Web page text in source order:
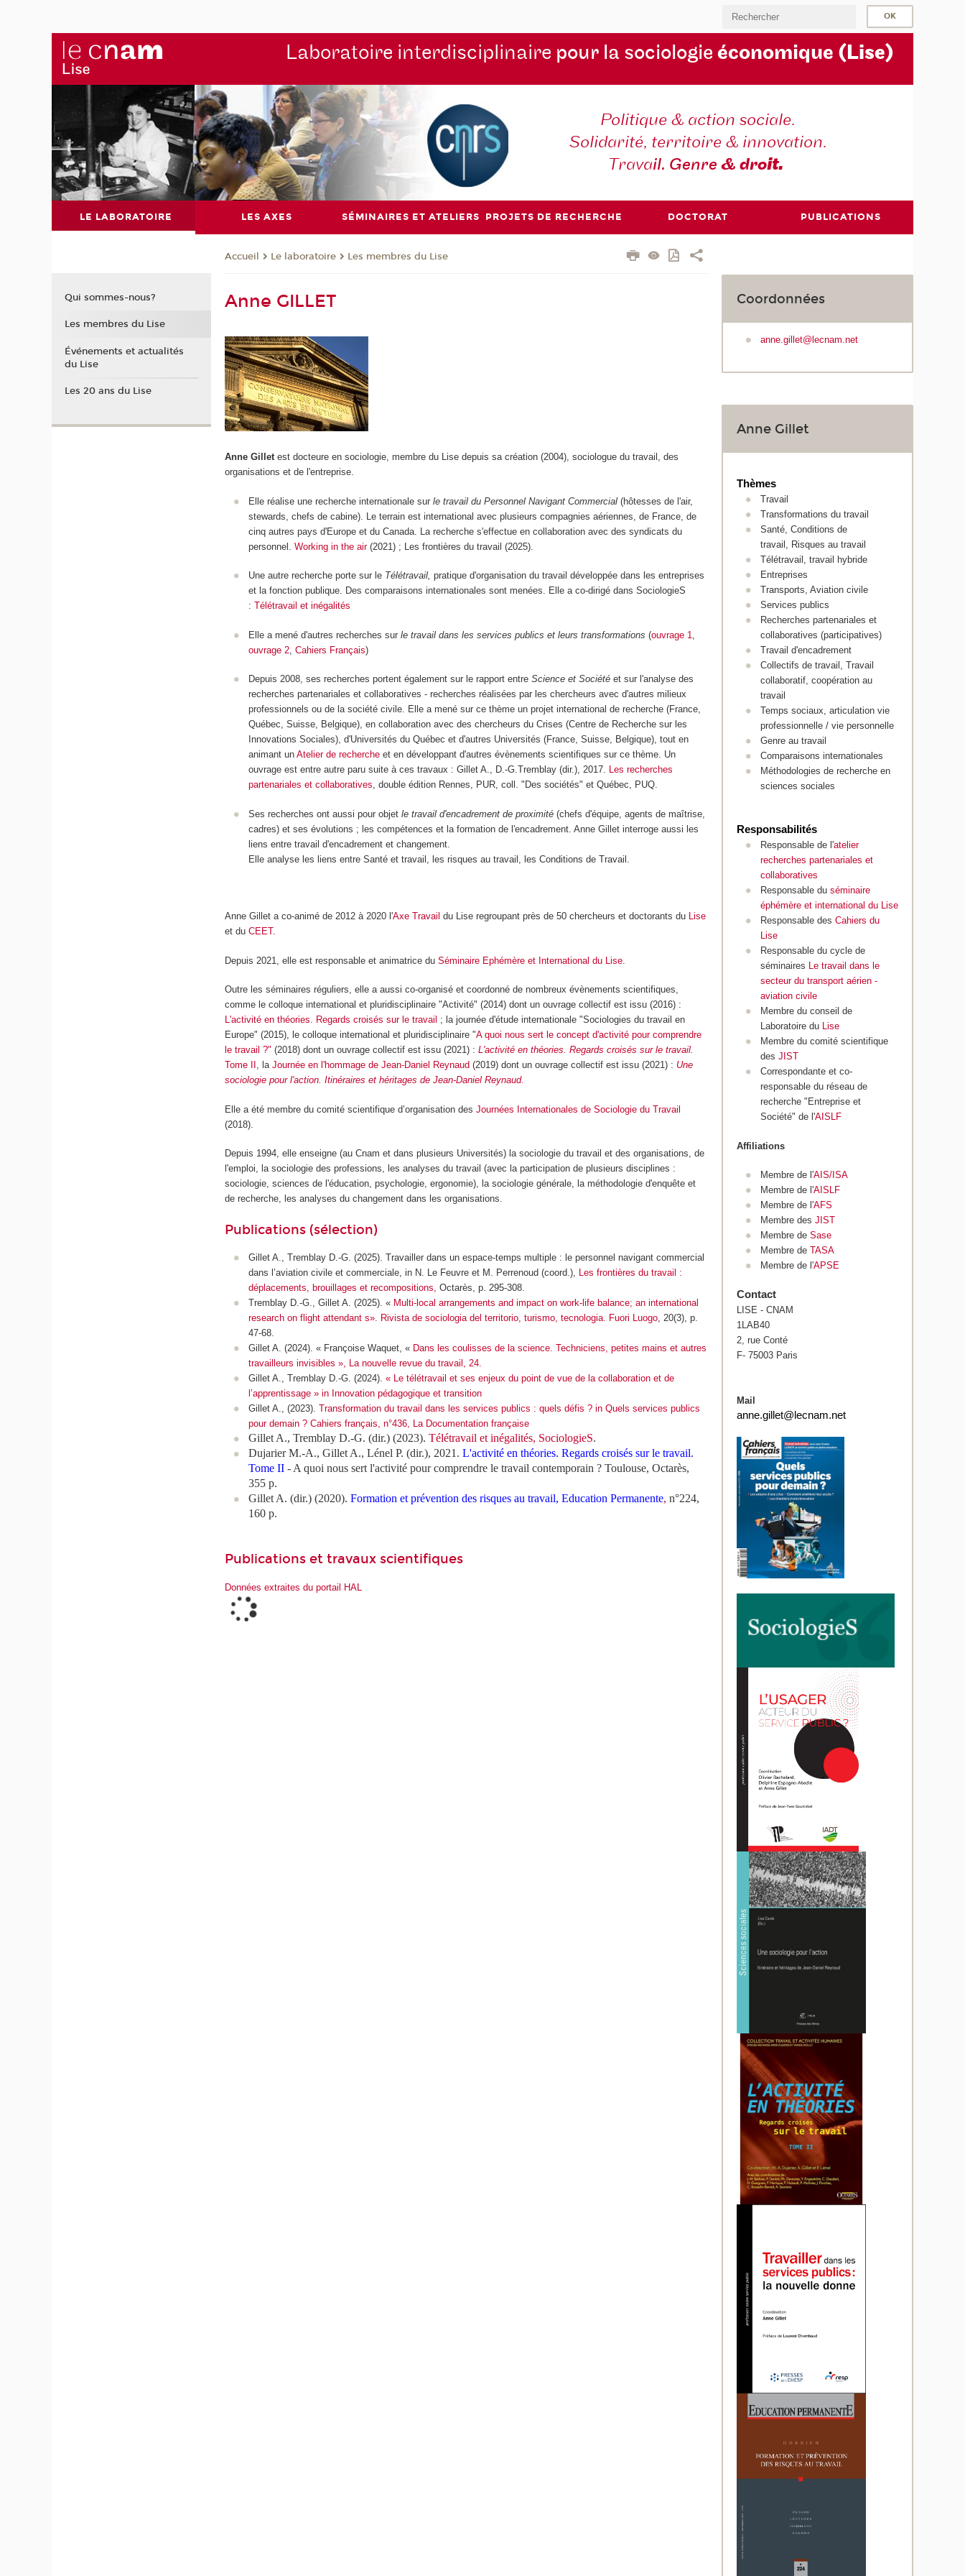
Laboratoire interdisciplinaire pour la sociologie économique (Lise)
Politique & action sociale.
Solidarité, territoire & innovation.
Travail. Genre & droit.
LE LABORATOIRE LES AXES SÉMINAIRES ET ATELIERS PROJETS DE RECHERCHE DOCTORAT PUBLICATIONS
Accueil Le laboratoire Les membres du Lise
Anne GILLET
Anne Gilletest docteure en sociologie, membre du Lise depuis sa création (2004), sociologue du travail, des
organisations et de l'entreprise.
Elle réalise une recherche internationale sur le travail du Personnel Navigant Commercial (hôtesses de l'air,
stewards, chefs de cabine). Le terrain est international avec plusieurs compagnies aériennes, de France, de
cinq autres pays d'Europe et du Canada. La recherche s'effectue en collaboration avec des syndicats du
personnel.
Working in the air(2021) ; Les frontières du travail (2025).
Une autre recherche porte sur le Télétravail, pratique d'organisation du travail développée dans les entreprises
et la fonction publique. Des comparaisons internationales sont menées. Elle a co-dirigé dans SociologieS
: Télétravail et inégalités
Elle a mené d'autres recherches sur le travail dans les services publics et leurs transformations (ouvrage 1
ouvrage 2, Cahiers Français)
Depuis 2008, ses recherches portent également sur le rapport entre Science et Sociétéet sur l'analyse des
recherches partenariales et collaboratives - recherches réalisées par les chercheurs avec d'autres milieux
professionnels ou de la société civile. Elle a mené sur ce thème un projet international de recherche (France,
Québec, Suisse, Belgique), en collaboration avec des chercheurs du Crises (Centre de Recherche sur les
Innovations Sociales), d'Universités du Québec et d'autres Universités (France, Suisse, Belgique), tout en
animant un Atelier de rechercheet en développant d'autres évènements scientifiques sur ce thème. Un
ouvrage est entre autre paru suite à ces travaux : Gillet A., D.-G.Tremblay (dir.), 2017. Les recherches
partenariales et collaboratives, double édition Rennes, PUR, coll. "Des sociétés" et Québec, PUQ.
Ses recherches ont aussi pour objet le travail d'encadrement de proximité(chefs d'équipe, agents de maîtrise,
cadres) et ses évolutions ; les compétences et la formation de l'encadrement. Anne Gillet interroge aussi les
liens entre travail d'encadrement et changement.
Elle analyse les liens entre Santé et travail, les risques au travail, les Conditions de Travail.
Anne Gillet a co-animé de 2012 à 2020 l'Axe Travaildu Lise regroupant près de 50 chercheurs et doctorants du Lise
et duCEET.
Depuis 2021, elle est responsable et animatrice duSéminaire Ephémère et International du Lise
Outre les séminaires réguliers, elle a aussi co-organisé et coordonné de nombreux évènements scientifiques,
comme le colloque international et pluridisciplinaire "Activité" (2014) dont un ouvrage collectif est issu (2016) :
L'activité en théories. Regards croisés sur le travail ; la journée d'étude internationale "Sociologies du travail en
Europe" (2015), le colloque international et pluridisciplinaire "A quoi nous sert le concept d'activité pour comprendre
le travail ?"(2018) dont un ouvrage collectif est issu (2021) :L'activité en théories. Regards croisés sur le travail.
Tome II , laJournée en l'hommage de Jean-Daniel Reynaud(2019) dont un ouvrage collectif est issu (2021) : Une
sociologie pour l'action. Itinéraires et héritages de Jean-Daniel Reynaud.
Elle a été membre du comité scientifique d’organisation desJournées Internationales de Sociologie du Travail
(2018).
Depuis 1994, elle enseigne (au Cnam et dans plusieurs Universités) la sociologie du travail et des organisations, de
l'emploi, la sociologie des professions, les analyses du travail (avec la participation de plusieurs disciplines :
sociologie, sciences de l'éducation, psychologie, ergonomie), la sociologie générale, la méthodologie d'enquête et
de recherche, les analyses du changement dans les organisations.
Publications (sélection)
Gillet A., Tremblay D.-G. (2025). Travailler dans un espace-temps multiple : le personnel navigant commercial
dans l’aviation civile et commerciale, in N. Le Feuvre et M. Perrenoud (coord.), Les frontières du travail :
déplacements, brouillages et recompositions, Octarès, p. 295-308.
Tremblay D.-G., Gillet A. (2025). « Multi-local arrangements and impact on work-life balance; an international
research on flight attendant s». Rivista de sociologia del territorio, turismo, tecnologia. Fuori Luogo, 20(3), p.
47-68.
Gillet A. (2024). « Françoise Waquet, « Dans les coulisses de la science. Techniciens, petites mains et autres
travailleurs invisibles », La nouvelle revue du travail, 24.
Gillet A., Tremblay D.-G. (2024). « Le télétravail et ses enjeux du point de vue de la collaboration et de
l’apprentissage » in Innovation pédagogique et transition
Gillet A., (2023). Transformation du travail dans les services publics : quels défis ? in Quels services publics
pour demain ? Cahiers français, n°436, La Documentation française
Gillet A., Tremblay D.-G. (dir.) (2023). Télétravail et inégalités, SociologieS.
Dujarier M.-A., Gillet A., Lénel P. (dir.), 2021. L'activité en théories. Regards croisés sur le travail.
Tome II- A quoi nous sert l'activité pour comprendre le travail contemporain ? Toulouse, Octarès,
355 p.
Gillet A. (dir.) (2020). Formation et prévention des risques au travail, Education Permanente, n°224,
160 p.
Publications et travaux scientifiques
Données extraites du portail HAL
Coordonnées
anne.gillet@lecnam.net
Anne Gillet
Thèmes
Travail
Transformations du travail
Santé, Conditions de
travail, Risques au travail
Télétravail, travail hybride
Entreprises
Transports, Aviation civile
Services publics
Recherches partenariales et
collaboratives (participatives)
Travail d'encadrement
Collectifs de travail, Travail
collaboratif, coopération au
travail
Temps sociaux, articulation vie
professionnelle / vie personnelle
Genre au travail
Comparaisons internationales
Méthodologies de recherche en
sciences sociales
Responsabilités
Responsable de l'atelier
recherches partenariales et
collaboratives
Responsable du séminaire
éphémère et international du Lise
Responsable des Cahiers du
Lise
Responsable du cycle de
séminaires Le travail dans le
secteur du transport aérien -
aviation civile
Membre du conseil de
Laboratoire du Lise
Membre du comité scientifique
des JIST
Correspondante et co-
responsable du réseau de
recherche "Entreprise et
Société" de l'AISLF
Affiliations
Membre de l'AIS/ISA
Membre de l'AISLF
Membre de l'AFS
Membre des JIST
Membre de Sase
Membre de TASA
Membre de l'APSE
Contact
LISE - CNAM
1LAB40
2, rue Conté
F- 75003 Paris
Mail
anne.gillet@lecnam.net
Qui sommes-nous?
Les membres du Lise
Événements et actualités
du Lise
Les 20 ans du Lise